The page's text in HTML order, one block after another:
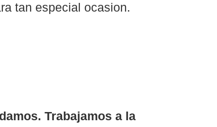
tan especial ocasion.
Trabajamos a la